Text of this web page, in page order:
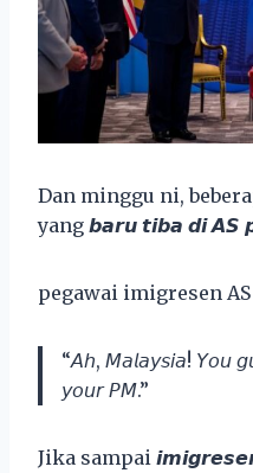
Dan minggu ni,
yang 𝙗𝙖𝙧𝙪 𝙩𝙞𝙗𝙖 𝙙𝙞 𝘼𝙎
pegawai imigresen
“𝘈𝘩, 𝘔𝘢𝘭𝘢𝘺𝘴𝘪𝘢! 𝘠𝘰𝘶
𝘺𝘰𝘶𝘳 𝘗𝘔.”
Jika sampai